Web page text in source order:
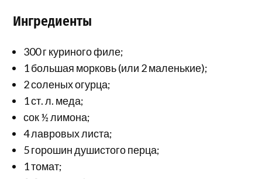
Ингредиенты
300 г куриного филе;
1 большая морковь (или 2 маленькие);
2 соленых огурца;
1 ст. л. меда;
сок ½ лимона;
4 лавровых листа;
5 горошин душистого перца;
1 томат;